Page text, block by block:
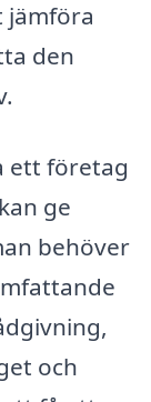
jämföra
den
ett företag
kan ge
behöver
och